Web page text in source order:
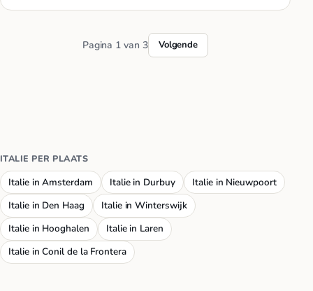
Pagina 1 van 3 Volgende
ITALIE PER PLAATS
Italie in Amsterdam Italie in Durbuy
Italie in Nieuwpoort
Italie in Den Haag
Italie in Winterswijk
Italie in Hooghalen
Italie in Laren
Italie in Conil de la Frontera